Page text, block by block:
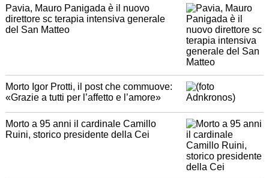
Pavia, Mauro Panigada è il nuovo
direttore sc terapia intensiva generale
del San Matteo
Morto Igor Protti, il post che commuove:
«Grazie a tutti per l’affetto e l’amore»
Morto a 95 anni il cardinale Camillo
Ruini, storico presidente della Cei